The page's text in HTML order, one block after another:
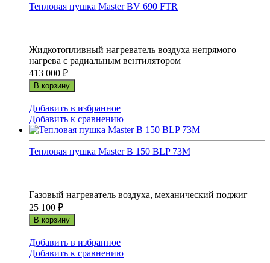
Тепловая пушка Master BV 690 FTR
Жидкотопливный нагреватель воздуха непрямого
нагрева с радиальным вентилятором
413 000 ₽
В корзину
Добавить в избранное
Добавить к сравнению
Тепловая пушка Master B 150 BLP 73M
Газовый нагреватель воздуха, механический поджиг
25 100 ₽
В корзину
Добавить в избранное
Добавить к сравнению